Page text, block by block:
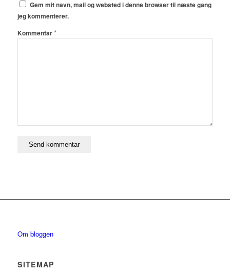
Gem mit navn, mail og websted i denne browser til næste gang
jeg kommenterer.
Kommentar*
Om bloggen
SITEMAP